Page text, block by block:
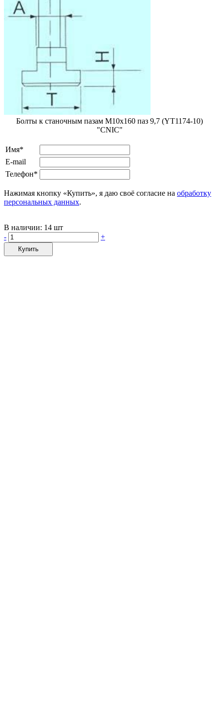
Болты к станочным пазам М10х160 паз 9,7 (YT1174-10)
"CNIC"
Имя*
E-mail
Телефон*
Нажимая кнопку «Купить», я даю своё согласие на обработку
персональных данных.
В наличии: 14 шт
-
+
Купить